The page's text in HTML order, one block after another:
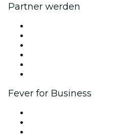
Partner werden
Fever for Business